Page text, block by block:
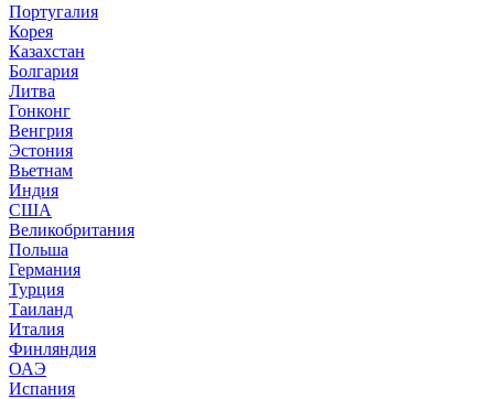
Португалия
Корея
Казахстан
Болгария
Литва
Гонконг
Венгрия
Эстония
Вьетнам
Индия
США
Великобритания
Польша
Германия
Турция
Таиланд
Италия
Финляндия
ОАЭ
Испания